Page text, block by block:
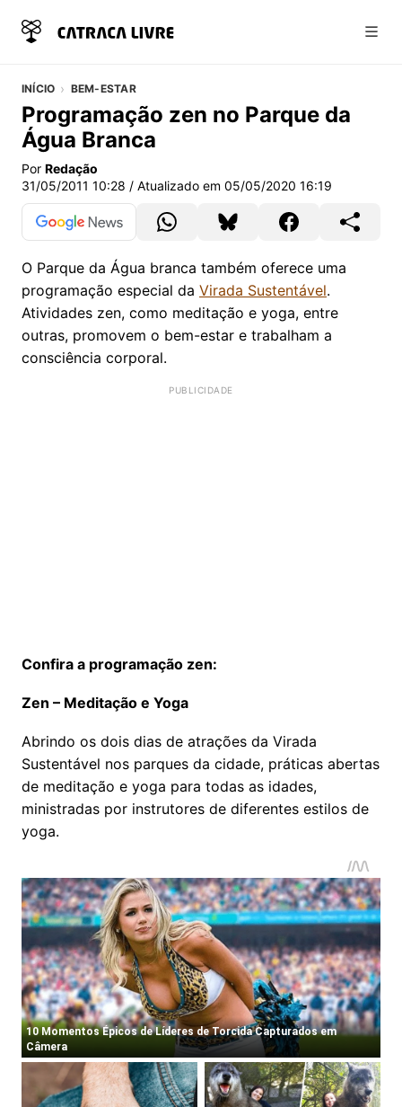
INÍCIO BEM-ESTAR
Programação zen no Parque da
Água Branca
Por Redação
31/05/2011 10:28 / Atualizado em 05/05/2020 16:19
O Parque da Água branca também oferece uma
programação especial da Virada Sustentável.
Atividades zen, como meditação e yoga, entre
outras, promovem o bem-estar e trabalham a
consciência corporal.
Confira a programação zen:
Zen – Meditação e Yoga
Abrindo os dois dias de atrações da Virada
Sustentável nos parques da cidade, práticas abertas
de meditação e yoga para todas as idades,
ministradas por instrutores de diferentes estilos de
yoga.